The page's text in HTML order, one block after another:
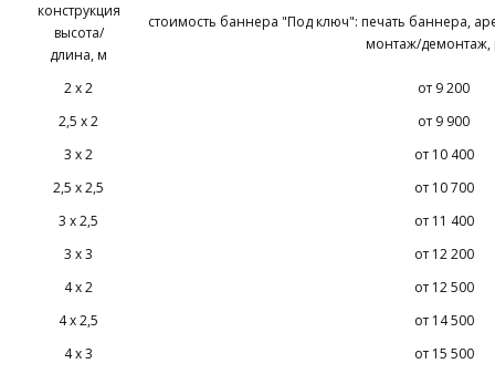
конструкция
высота/
длина, м
стоимость баннера "Под ключ": печать баннера,
монтаж/демонтаж,
2 x 2
от 9 200
2,5 х 2
от 9 900
3 x 2
от 10 400
2,5 x 2,5
от 10 700
3 х 2,5
от 11 400
3 х 3
от 12 200
4 x 2
от 12 500
4 х 2,5
от 14 500
4 х 3
от 15 500